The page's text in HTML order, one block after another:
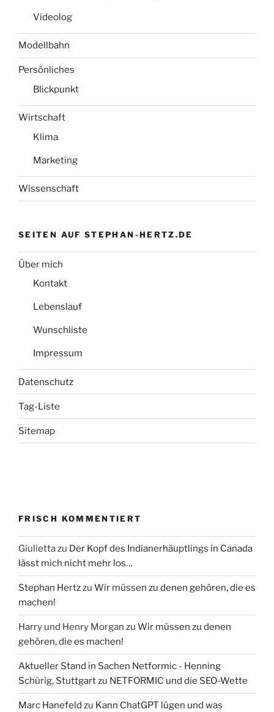
Videolog
Modellbahn
Persönliches
Blickpunkt
Wirtschaft
Klima
Marketing
Wissenschaft
SEITEN AUF STEPHAN-HERTZ.DE
Über mich
Kontakt
Lebenslauf
Wunschliste
Impressum
Datenschutz
Tag-Liste
Sitemap
FRISCH KOMMENTIERT
Giuliettazu Der Kopf des Indianerhäuptlings in Canada
lässt mich nicht mehr los…
Stephan Hertzzu Wir müssen zu denen gehören, die es
machen!
Harry und Henry Morgan zu Wir müssen zu denen
gehören, die es machen!
Aktueller Stand in Sachen Netformic - Henning
Schürig, Stuttgartzu NETFORMIC und die SEO-Wette
Marc Hanefeld zu Kann ChatGPT lügen und was